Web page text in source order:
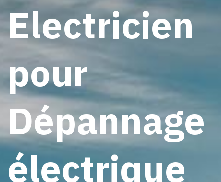
Electricien
pour
Dépannage
électrique